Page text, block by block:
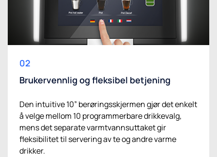
02
Brukervennlig og fleksibel betjening
Den intuitive 10” berøringsskjermen gjør det enkelt
å velge mellom 10 programmerbare drikkevalg,
mens det separate varmtvannsuttaket gir
fleksibilitet til servering av te og andre varme
drikker.